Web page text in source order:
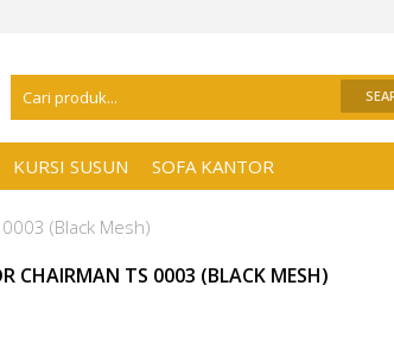
KURSI SUSUN SOFA KANTOR
(Black Mesh)
CHAIRMAN TS 0003 (BLACK MESH)